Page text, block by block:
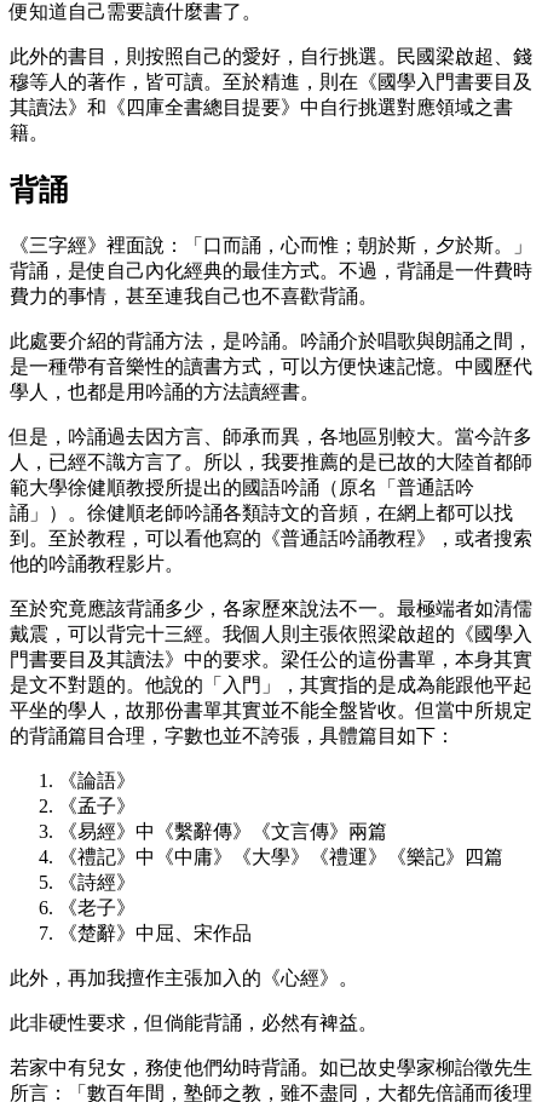
便知道自己需要讀什麼書了。
此外的書目，則按照自己的愛好，自行挑選。民國梁啟超、錢
穆等人的著作，皆可讀。至於精進，則在《國學入門書要目及
其讀法》和《四庫全書總目提要》中自行挑選對應領域之書
籍。
背誦
《三字經》裡面說：「口而誦，心而惟；朝於斯，夕於斯。」
背誦，是使自己內化經典的最佳方式。不過，背誦是一件費時
費力的事情，甚至連我自己也不喜歡背誦。
此處要介紹的背誦方法，是吟誦。吟誦介於唱歌與朗誦之間，
是一種帶有音樂性的讀書方式，可以方便快速記憶。中國歷代
學人，也都是用吟誦的方法讀經書。
但是，吟誦過去因方言、師承而異，各地區別較大。當今許多
人，已經不識方言了。所以，我要推薦的是已故的大陸首都師
範大學徐健順教授所提出的國語吟誦（原名「普通話吟
誦」）。徐健順老師吟誦各類詩文的音頻，在網上都可以找
到。至於教程，可以看他寫的《普通話吟誦教程》，或者搜索
他的吟誦教程影片。
至於究竟應該背誦多少，各家歷來說法不一。最極端者如清儒
戴震，可以背完十三經。我個人則主張依照梁啟超的《國學入
門書要目及其讀法》中的要求。梁任公的這份書單，本身其實
是文不對題的。他說的「入門」，其實指的是成為能跟他平起
平坐的學人，故那份書單其實並不能全盤皆收。但當中所規定
的背誦篇目合理，字數也並不誇張，具體篇目如下：
《論語》
《孟子》
《易經》中《繫辭傳》《文言傳》兩篇
《禮記》中《中庸》《大學》《禮運》《樂記》四篇
《詩經》
《老子》
《楚辭》中屈、宋作品
此外，再加我擅作主張加入的《心經》。
此非硬性要求，但倘能背誦，必然有裨益。
若家中有兒女，務使他們幼時背誦。如已故史學家柳詒徵先生
所言：「數百年間，塾師之教，雖不盡同，大都先倍誦而後理